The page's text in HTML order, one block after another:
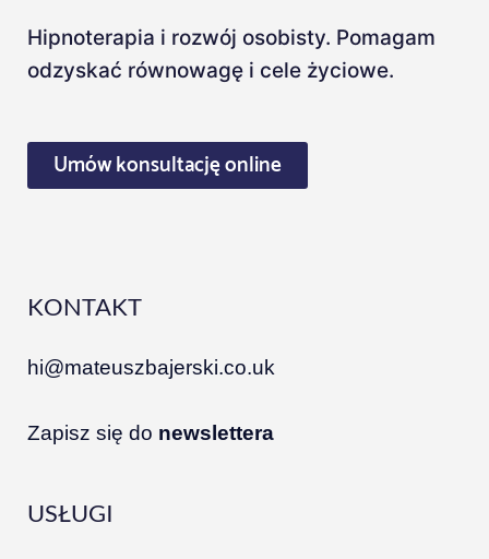
Hipnoterapia i rozwój osobisty. Pomagam
odzyskać równowagę i cele życiowe.
Umów konsultację online
KONTAKT
hi@mateuszbajerski.co.uk
Zapisz się do newslettera
USŁUGI